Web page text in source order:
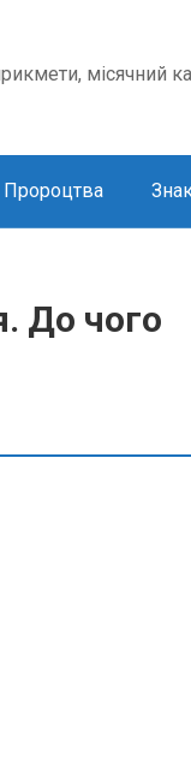
місячний
Пророцтва
До чого